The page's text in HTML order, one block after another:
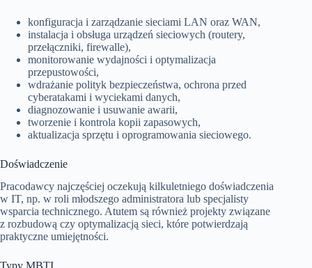
konfiguracja i zarządzanie sieciami LAN oraz WAN,
instalacja i obsługa urządzeń sieciowych (routery,
przełączniki, firewalle),
monitorowanie wydajności i optymalizacja
przepustowości,
wdrażanie polityk bezpieczeństwa, ochrona przed
cyberatakami i wyciekami danych,
diagnozowanie i usuwanie awarii,
tworzenie i kontrola kopii zapasowych,
aktualizacja sprzętu i oprogramowania sieciowego.
Doświadczenie
Pracodawcy najczęściej oczekują kilkuletniego doświadczenia
w IT, np. w roli młodszego administratora lub specjalisty
wsparcia technicznego. Atutem są również projekty związane
z rozbudową czy optymalizacją sieci, które potwierdzają
praktyczne umiejętności.